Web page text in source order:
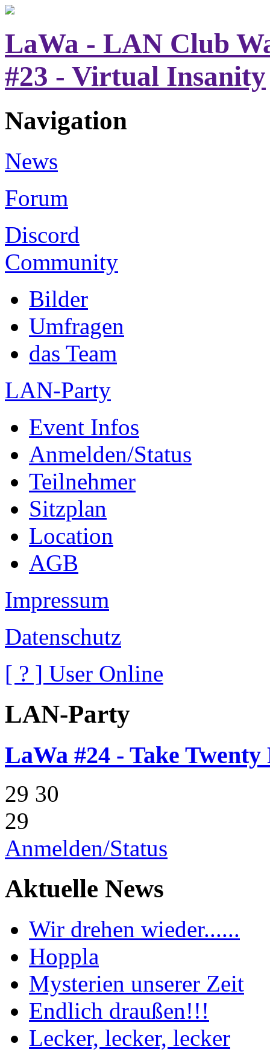
LaWa - LAN Club
#23 - Virtual Insanity
Navigation
News
Forum
Discord
Community
Bilder
Umfragen
das Team
LAN-Party
Event Infos
Anmelden/Status
Teilnehmer
Sitzplan
Location
AGB
Impressum
Datenschutz
[ ? ] User Online
LAN-Party
LaWa #24 - Take
29 30
29
Anmelden/Status
Aktuelle News
Wir drehen wieder......
Hoppla
Mysterien unserer Zeit
Endlich draußen!!!
Lecker, lecker, lecker